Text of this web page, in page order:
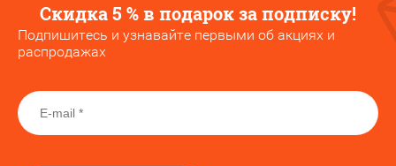
Скидка 5 % в подарок за подписку!
Подпишитесь и узнавайте первыми об акциях и
распродажах